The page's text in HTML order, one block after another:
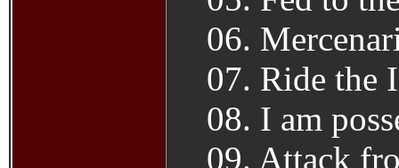
06.
07. Ride the
08. I am
09. Attack